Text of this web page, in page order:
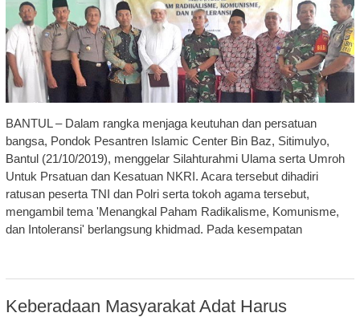
BANTUL – Dalam rangka menjaga keutuhan dan persatuan
bangsa, Pondok Pesantren Islamic Center Bin Baz, Sitimulyo,
Bantul (21/10/2019), menggelar Silahturahmi Ulama serta Umroh
Untuk Prsatuan dan Kesatuan NKRI. Acara tersebut dihadiri
ratusan peserta TNI dan Polri serta tokoh agama tersebut,
mengambil tema 'Menangkal Paham Radikalisme, Komunisme,
dan Intoleransi' berlangsung khidmad. Pada kesempatan
Keberadaan Masyarakat Adat Harus